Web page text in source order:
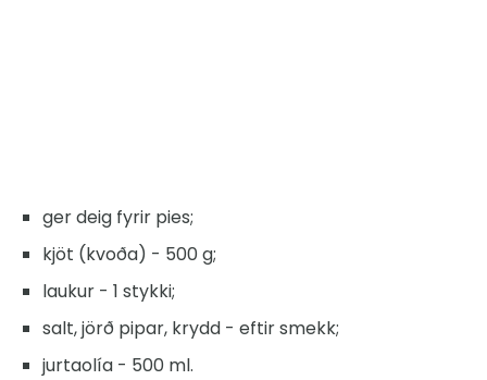
ger deig fyrir pies;
kjöt (kvoða) - 500 g;
laukur - 1 stykki;
salt, jörð pipar, krydd - eftir smekk;
jurtaolía - 500 ml.